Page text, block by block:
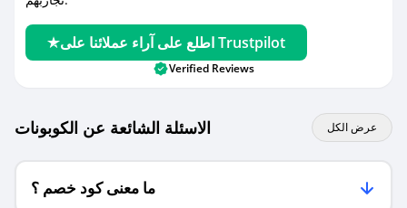
اطلع على آراء عملائنا على Trustpilot
Verified Reviews
الاسئلة الشائعة عن الكوبونات عرض الكل
ما معنى كود خصم ؟